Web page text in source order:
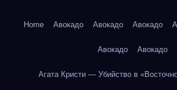
Home Авокадо Авокадо Авокадо
Авокадо Авокадо
Агата Кристи — Убийство в